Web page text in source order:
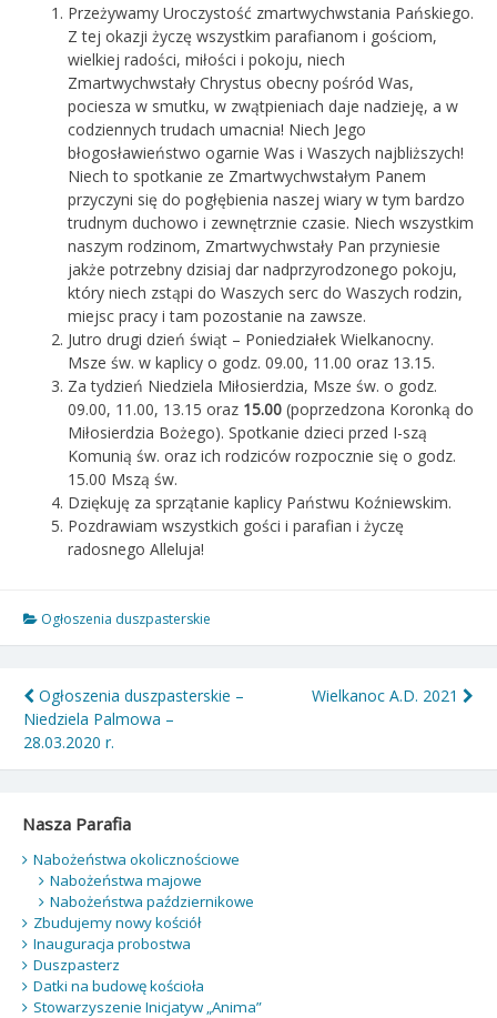
Przeżywamy Uroczystość zmartwychwstania Pańskiego.
Z tej okazji życzę wszystkim parafianom i gościom,
wielkiej radości, miłości i pokoju, niech
Zmartwychwstały Chrystus obecny pośród Was,
pociesza w smutku, w zwątpieniach daje nadzieję, a w
codziennych trudach umacnia! Niech Jego
błogosławieństwo ogarnie Was i Waszych najbliższych!
Niech to spotkanie ze Zmartwychwstałym Panem
przyczyni się do pogłębienia naszej wiary w tym bardzo
trudnym duchowo i zewnętrznie czasie. Niech wszystkim
naszym rodzinom, Zmartwychwstały Pan przyniesie
jakże potrzebny dzisiaj dar nadprzyrodzonego pokoju,
który niech zstąpi do Waszych serc do Waszych rodzin,
miejsc pracy i tam pozostanie na zawsze.
Jutro drugi dzień świąt – Poniedziałek Wielkanocny.
Msze św. w kaplicy o godz. 09.00, 11.00 oraz 13.15.
Za tydzień Niedziela Miłosierdzia, Msze św. o godz.
09.00, 11.00, 13.15 oraz 15.00 (poprzedzona Koronką do
Miłosierdzia Bożego). Spotkanie dzieci przed I-szą
Komunią św. oraz ich rodziców rozpocznie się o godz.
15.00 Mszą św.
Dziękuję za sprzątanie kaplicy Państwu Koźniewskim.
Pozdrawiam wszystkich gości i parafian i życzę
radosnego Alleluja!
Ogłoszenia duszpasterskie
Nawigacja
wpisu
Ogłoszenia duszpasterskie –
Niedziela Palmowa –
28.03.2020 r.
Wielkanoc A.D. 2021
Nasza Parafia
Nabożeństwa okolicznościowe
Nabożeństwa majowe
Nabożeństwa październikowe
Zbudujemy nowy kościół
Inauguracja probostwa
Duszpasterz
Datki na budowę kościoła
Stowarzyszenie Inicjatyw „Anima”